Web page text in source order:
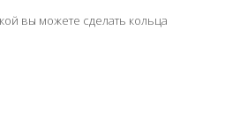
вы можете сделать кольца